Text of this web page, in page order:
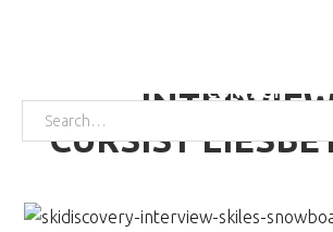
hoofd
inhoud
voettekst
CONTACT
SEARCH
FOR:CURSIST